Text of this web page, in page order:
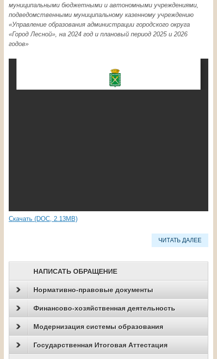
муниципальными бюджетными и автономными учреждениями,
подведомственными муниципальному казенному учреждению
«Управление образования администрации городского округа
«Город Лесной», на 2024 год и плановый период 2025 и 2026
годов»
Скачать (DOC, 2.13MB)
ЧИТАТЬ ДАЛЕЕ
НАПИСАТЬ ОБРАЩЕНИЕ
Нормативно-правовые документы
Финансово-хозяйственная деятельность
Модернизация системы образования
Государственная Итоговая Аттестация